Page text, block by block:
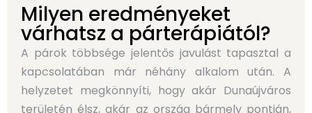
Milyen eredményeket
várhatsz a párterápiától?
A párok többsége jelentős javulást tapasztal a
kapcsolatában már néhány alkalom után. A
helyzetet megkönnyíti, hogy akár Dunaújváros
területén élsz, akár az ország bármely pontján,